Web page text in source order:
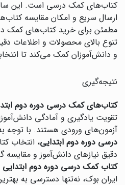
کتاب‌های کمک درسی است. این
ارسال سریع و امکان مقایسه
مطمئن برای خرید کتاب‌های کمک
تنوع بالای محصولات و اطلاعات
و دانش‌آموزان کمک می‌کند تا
نتیجه‌گیری
کتاب‌های کمک درسی دوره دوم
تقویت یادگیری و آمادگی
آزمون‌های ورودی هستند. با توجه
درسی دوره دوم ابتدایی، انتخاب
دقیق نیازهای دانش‌آموز و
کتاب کمک درسی دوره دوم ابتدایی
ایران بوک، نه‌تنها دسترسی به